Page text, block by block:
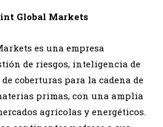
Global Markets
es una empresa
de riesgos, inteligencia de
coberturas para la cadena de
primas, con una amplia
agrícolas y energéticos.